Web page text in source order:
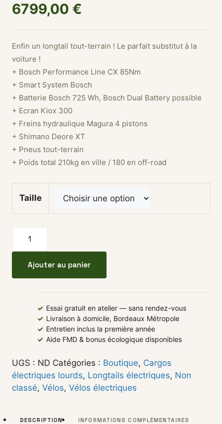
6799,00 €
Enfin un longtail tout-terrain ! Le parfait substitut à la
voiture !
+ Bosch Performance Line CX 85Nm
+ Smart System Bosch
+ Batterie Bosch 725 Wh, Bosch Dual Battery possible
+ Ecran Kiox 300
+ Freins hydraulique Magura 4 pistons
+ Shimano Deore XT
+ Pneus tout-terrain
+ Poids total 210kg en ville / 180 en off-road
Taille
Ajouter au panier
✓ Essai gratuit en atelier — sans rendez-vous
✓ Livraison à domicile, Bordeaux Métropole
✓ Entretien inclus la première année
✓ Aide FMD & bonus écologique disponibles
UGS : ND Catégories : Boutique, Cargos
électriques lourds, Longtails électriques, Non
classé, Vélos, Vélos électriques
DESCRIPTION INFORMATIONS COMPLÉMENTAIRES